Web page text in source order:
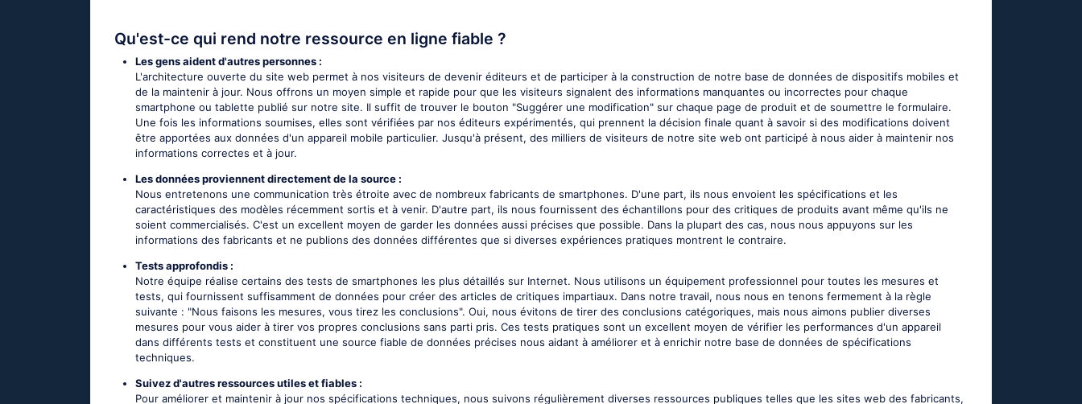
Qu'est-ce qui rend notre ressource en ligne fiable ?
Les gens aident d'autres personnes :
L'architecture ouverte du site web permet à nos visiteurs de devenir éditeurs et de participer à la construction de notre base de données de dispositifs mobiles et
de la maintenir à jour. Nous offrons un moyen simple et rapide pour que les visiteurs signalent des informations manquantes ou incorrectes pour chaque
smartphone ou tablette publié sur notre site. Il suffit de trouver le bouton "Suggérer une modification" sur chaque page de produit et de soumettre le formulaire.
Une fois les informations soumises, elles sont vérifiées par nos éditeurs expérimentés, qui prennent la décision finale quant à savoir si des modifications doivent
être apportées aux données d'un appareil mobile particulier. Jusqu'à présent, des milliers de visiteurs de notre site web ont participé à nous aider à maintenir nos
informations correctes et à jour.
Les données proviennent directement de la source :
Nous entretenons une communication très étroite avec de nombreux fabricants de smartphones. D'une part, ils nous envoient les spécifications et les
caractéristiques des modèles récemment sortis et à venir. D'autre part, ils nous fournissent des échantillons pour des critiques de produits avant même qu'ils ne
soient commercialisés. C'est un excellent moyen de garder les données aussi précises que possible. Dans la plupart des cas, nous nous appuyons sur les
informations des fabricants et ne publions des données différentes que si diverses expériences pratiques montrent le contraire.
Tests approfondis :
Notre équipe réalise certains des tests de smartphones les plus détaillés sur Internet. Nous utilisons un équipement professionnel pour toutes les mesures et
tests, qui fournissent suffisamment de données pour créer des articles de critiques impartiaux. Dans notre travail, nous nous en tenons fermement à la règle
suivante : "Nous faisons les mesures, vous tirez les conclusions". Oui, nous évitons de tirer des conclusions catégoriques, mais nous aimons publier diverses
mesures pour vous aider à tirer vos propres conclusions sans parti pris. Ces tests pratiques sont un excellent moyen de vérifier les performances d'un appareil
dans différents tests et constituent une source fiable de données précises nous aidant à améliorer et à enrichir notre base de données de spécifications
techniques.
Suivez d'autres ressources utiles et fiables :
Pour améliorer et maintenir à jour nos spécifications techniques, nous suivons régulièrement diverses ressources publiques telles que les sites web des fabricants,